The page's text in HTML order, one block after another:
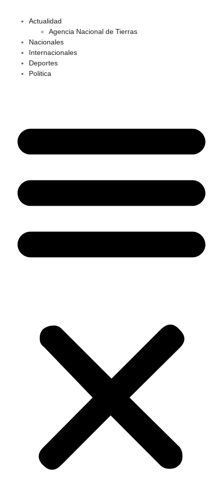
Actualidad
Agencia Nacional de Tierras
Nacionales
Internacionales
Deportes
Politica